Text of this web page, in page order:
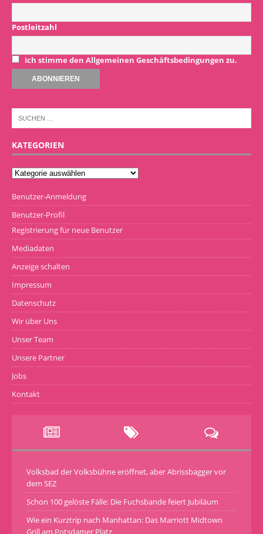
Postleitzahl
Ich stimme den Allgemeinen Geschäftsbedingungen zu.
KATEGORIEN
Benutzer-Anmeldung
Benutzer-Profil
Registrierung für neue Benutzer
Mediadaten
Anzeige schalten
Impressum
Datenschutz
Wir über Uns
Unser Team
Unsere Partner
Jobs
Kontakt
Volksbad der Volksbühne eröffnet, aber Abrissbagger vor
dem SEZ
Schon 100 gelöste Fälle: Die Fuchsbande feiert Jubiläum
Wie ein Kurztrip nach Manhattan: Das Marriott Midtown
Grill am Potsdamer Platz